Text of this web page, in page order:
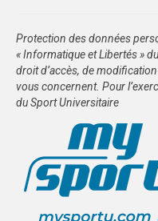
OUEST
FEUILLES DE
Protection des données
« Informatique et Libertés »
droit d’accès, de
vous concernent. Pour
du Sport Universitaire